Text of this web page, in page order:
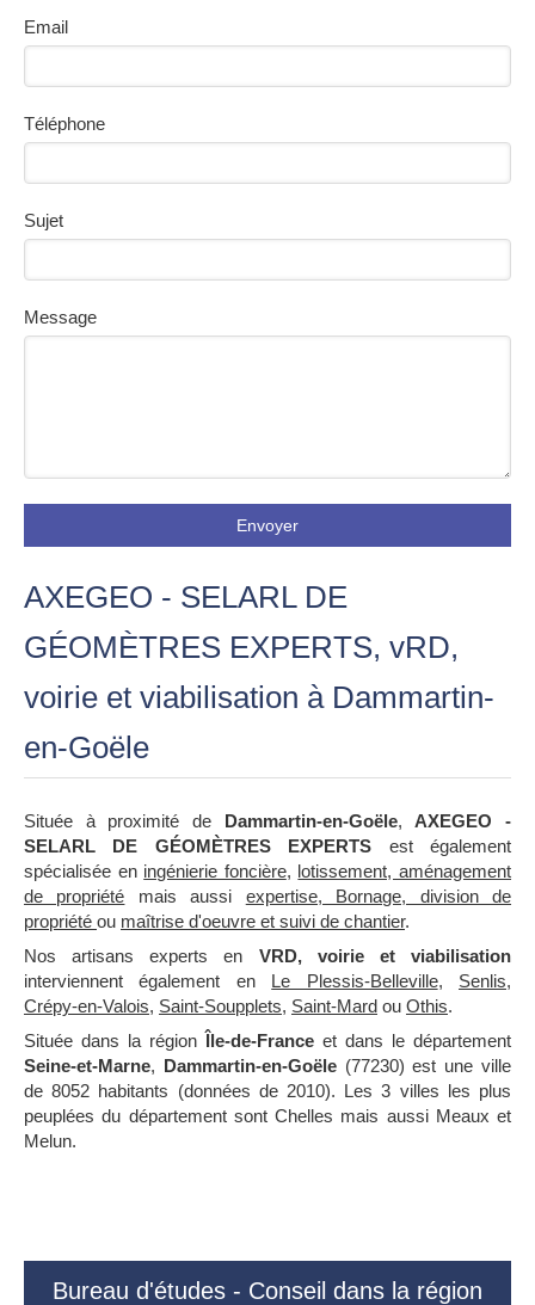
Email
Téléphone
Sujet
Message
Envoyer
AXEGEO - SELARL DE
GÉOMÈTRES EXPERTS, vRD,
voirie et viabilisation à Dammartin-
en-Goële
Située à proximité de Dammartin-en-Goële,AXEGEO -
SELARL DE GÉOMÈTRES EXPERTS est également
spécialisée en ingénierie foncière, lotissement, aménagement
de propriété mais aussi expertise, Bornage, division de
propriété ou maîtrise d'oeuvre et suivi de chantier.
Nos artisans experts en VRD, voirie et viabilisation
interviennent également en Le Plessis-Belleville, Senlis,
Crépy-en-Valois, Saint-Soupplets, Saint-Mard ou Othis.
Située dans la région Île-de-France et dans le département
Seine-et-Marne, Dammartin-en-Goële(77230) est une ville
de 8052 habitants (données de 2010). Les 3 villes les plus
peuplées du département sont Chelles mais aussi Meaux et
Melun.
Bureau d'études - Conseil dans la région